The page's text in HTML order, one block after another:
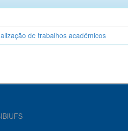
de trabalhos acadêmicos